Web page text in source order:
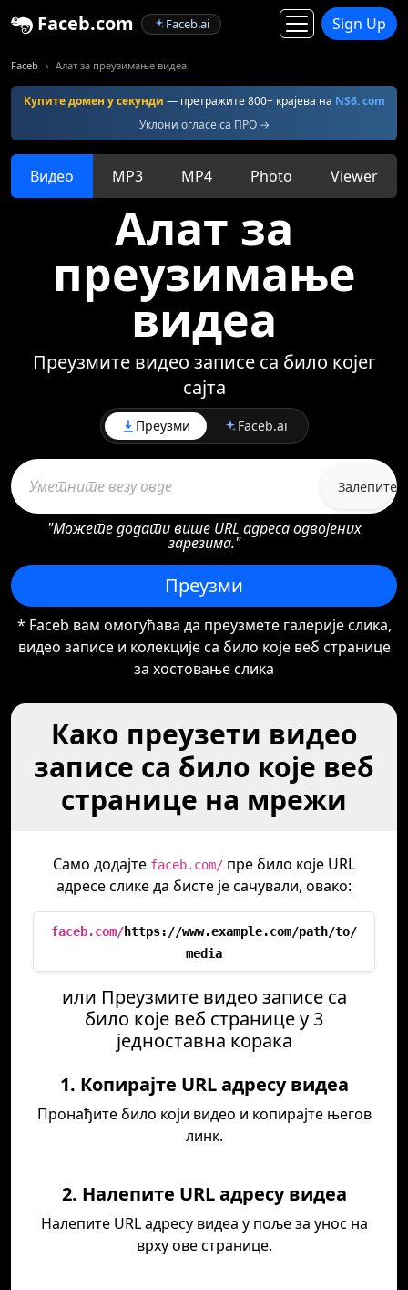
Faceb.com Faceb.ai Sign Up
Faceb Алат за преузимање видеа
Купите домен у секунди — претражите 800+ крајева на NS6. com
Уклони огласе са ПРО →
Видео MP3 MP4 Photo Viewer
Алат за
преузимање
видеа
Преузмите видео записе са било којег
сајта
Преузми Faceb.ai
Залепите
"Можете додати више URL адреса одвојених
зарезима."
Преузми
* Faceb вам омогућава да преузмете галерије слика,
видео записе и колекције са било које веб странице
за хостовање слика
Како преузети видео
записе са било које веб
странице на мрежи
Само додајте faceb.com/ пре било које URL
адресе слике да бисте је сачували, овако:
faceb.com/https://www.example.com/path/to/
media
или Преузмите видео записе са
било које веб странице у 3
једноставна корака
1. Копирајте URL адресу видеа
Пронађите било који видео и копирајте његов
линк.
2. Налепите URL адресу видеа
Налепите URL адресу видеа у поље за унос на
врху ове странице.